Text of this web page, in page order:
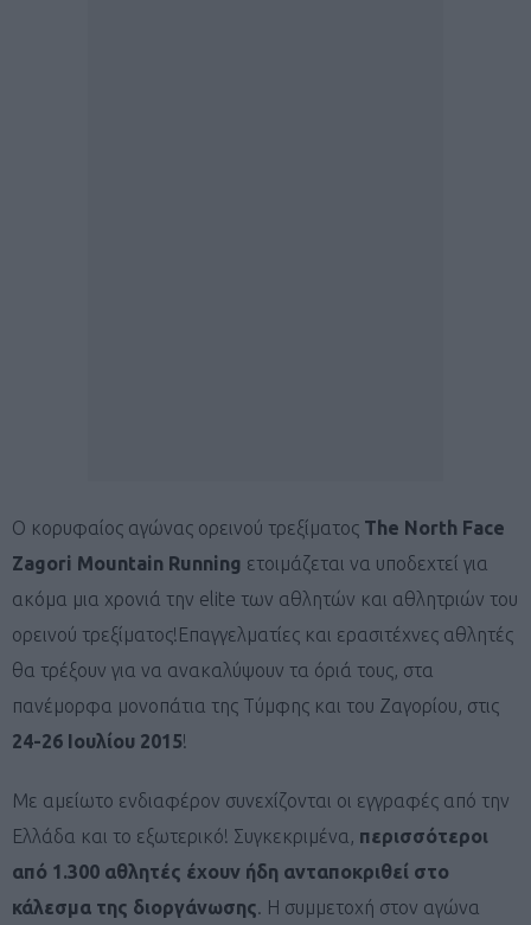
Ο κορυφαίος αγώνας ορεινού τρεξίματος Τhe North Face
Zagori Mountain Running ετοιμάζεται να υποδεχτεί για
ακόμα μια χρονιά την elite των αθλητών και αθλητριών του
ορεινού τρεξίματος!Επαγγελματίες και ερασιτέχνες αθλητές
θα τρέξουν για να ανακαλύψουν τα όριά τους, στα
πανέμορφα μονοπάτια της Τύμφης και του Ζαγορίου, στις
24-26 Ιουλίου 2015!
Με αμείωτο ενδιαφέρον συνεχίζονται οι εγγραφές από την
Ελλάδα και το εξωτερικό! Συγκεκριμένα, περισσότεροι
από 1.300 αθλητές έχουν ήδη ανταποκριθεί στο
κάλεσμα της διοργάνωσης. Η συμμετοχή στον αγώνα